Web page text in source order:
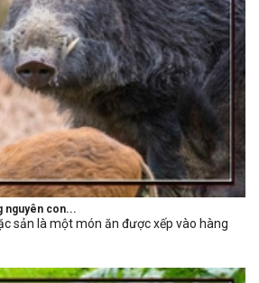
nguyên con...
sản là một món ăn được xếp vào hàng